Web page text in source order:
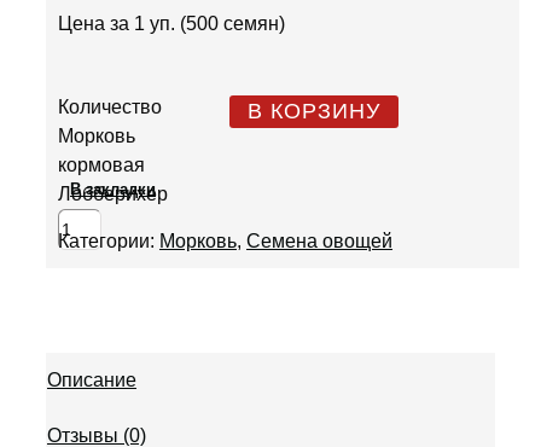
Цена за 1 уп. (500 семян)
Количество
Морковь
кормовая
Лобберихер
В КОРЗИНУ
В закладки
Категории: Морковь, Семена овощей
Описание
Отзывы (0)